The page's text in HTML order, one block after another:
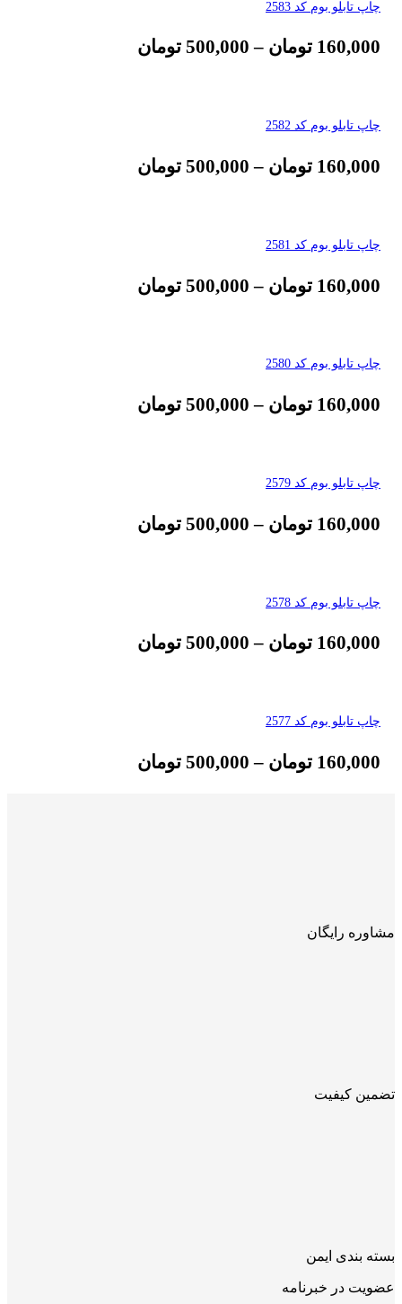
چاپ تابلو بوم کد 2583
160,000 تومان –
500,000 تومان
چاپ تابلو بوم کد 2582
160,000 تومان –
500,000 تومان
چاپ تابلو بوم کد 2581
160,000 تومان –
500,000 تومان
چاپ تابلو بوم کد 2580
160,000 تومان –
500,000 تومان
چاپ تابلو بوم کد 2579
160,000 تومان –
500,000 تومان
چاپ تابلو بوم کد 2578
160,000 تومان –
500,000 تومان
چاپ تابلو بوم کد 2577
160,000 تومان –
500,000 تومان
مشاوره رایگان
تضمین کیفیت
بسته بندی ایمن
عضویت در خبرنامه